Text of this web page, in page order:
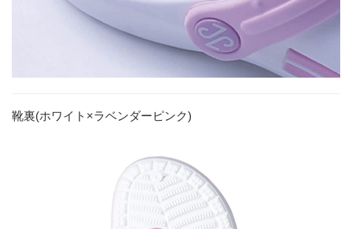
靴裏(ホワイト×ラベンダーピンク)